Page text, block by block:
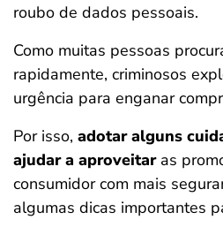
roubo de dados pessoais.
Como muitas pessoas
rapidamente, criminosos
urgência para enganar
Por isso, adotar alguns
ajudar a aproveitar as
consumidor com mais
algumas dicas importantes